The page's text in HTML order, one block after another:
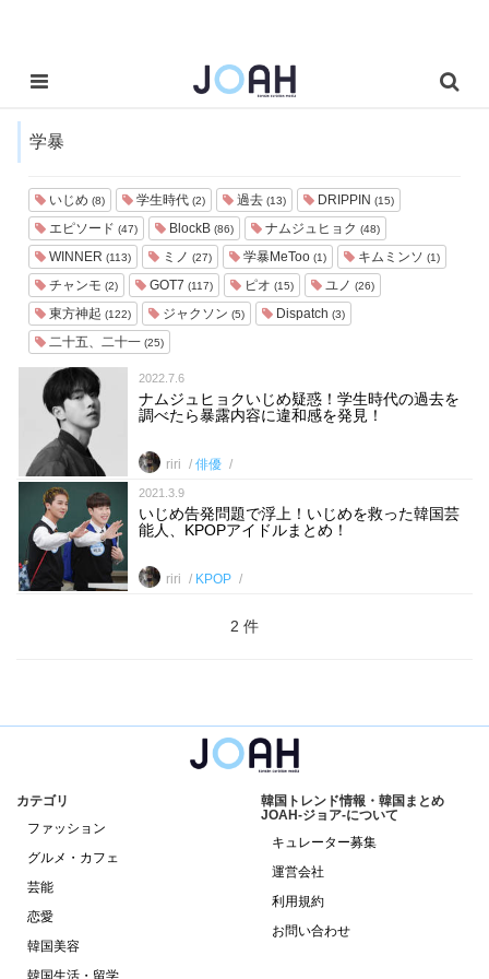
学暴
いじめ (8) 学生時代 (2) 過去 (13) DRIPPIN (15)
エピソード (47) BlockB (86) ナムジュヒョク (48)
WINNER (113) ミノ (27) 学暴MeToo (1) キムミンソ (1)
チャンモ (2) GOT7 (117) ピオ (15) ユノ (26)
東方神起 (122) ジャクソン (5) Dispatch (3)
二十五、二十一 (25)
2022.7.6
ナムジュヒョクいじめ疑惑！学生時代の過去を
調べたら暴露内容に違和感を発見！
riri 俳優
2021.3.9
いじめ告発問題で浮上！いじめを救った韓国芸
能人、KPOPアイドルまとめ！
riri KPOP
2 件
カテゴリ
ファッション
グルメ・カフェ
芸能
恋愛
韓国美容
韓国生活・留学
韓国トレンド情報・韓国まとめ
JOAH-ジョア-について
キュレーター募集
運営会社
利用規約
お問い合わせ